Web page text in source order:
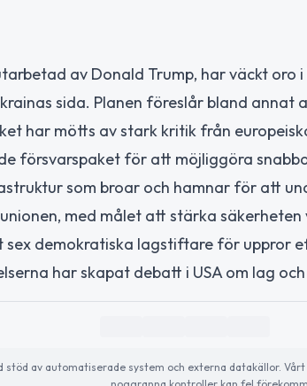
av Donald Trump, har väckt oro
sida. Planen föreslår bland annat
har mötts av stark kritik från
försvarspaket för att möjliggöra
som broar och hamnar för att
med målet att stärka
sex demokratiska lagstiftare för uppror
har skapat debatt i USA om lag
stöd av automatiserade system och externa datakällor.
noggranna kontroller kan fel